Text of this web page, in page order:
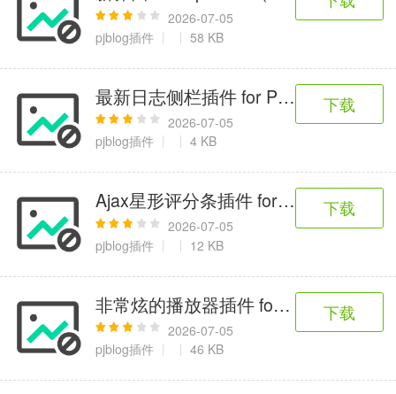
2026-07-05
pjblog插件
58 KB
最新日志侧栏插件 for PJBlog
2026-07-05
pjblog插件
4 KB
下载
Ajax星形评分条插件 for pjblog
2026-07-05
pjblog插件
12 KB
下载
非常炫的播放器插件 for pjblog
2026-07-05
pjblog插件
46 KB
下载